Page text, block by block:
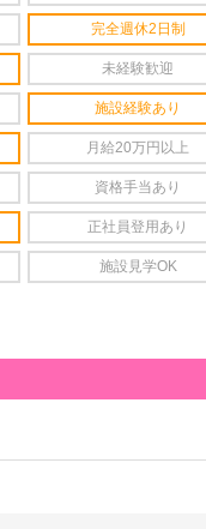
完全週休2日制
未経験歓迎
施設経験あり
月給20万円以上
資格手当あり
正社員登用あり
施設見学OK